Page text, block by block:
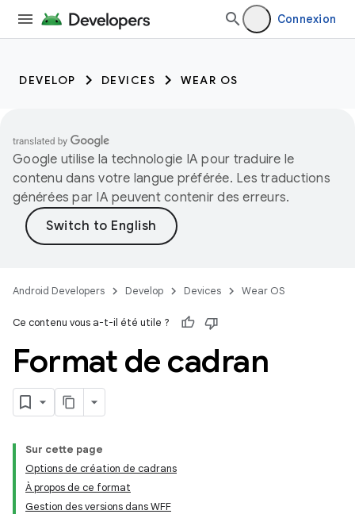
Connexion
DEVELOP DEVICES WEAR OS
Google utilise la technologie IA pour traduire le
contenu dans votre langue préférée. Les traductions
générées par IA peuvent contenir des erreurs.
Android Developers Develop Devices Wear OS
Ce contenu vous a-t-il été utile ?
Format de cadran
Sur cette page
Options de création de cadrans
À propos de ce format
Gestion des versions dans WFF